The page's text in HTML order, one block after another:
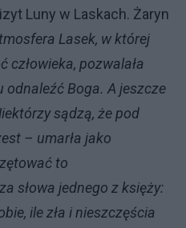
Luny w Laskach. Żaryn
Lasek, w której
człowieka, pozwalała
Boga. A jeszcze
sądzą, że pod
– umarła jako
to
słowa jednego z księży:
ile zła i nieszczęścia